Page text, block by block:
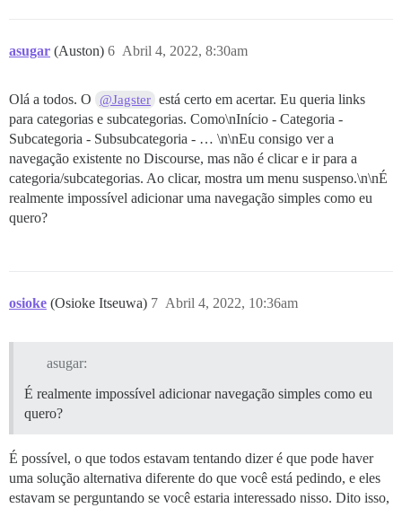
asugar (Auston) Abril 4, 2022, 8:30am
6
Olá a todos. O @Jagster está certo em acertar. Eu queria links
para categorias e subcategorias. Como\nInício - Categoria -
Subcategoria - Subsubcategoria - … \n\nEu consigo ver a
navegação existente no Discourse, mas não é clicar e ir para a
categoria/subcategorias. Ao clicar, mostra um menu suspenso.\n\nÉ
realmente impossível adicionar uma navegação simples como eu
quero?
osioke (Osioke Itseuwa) Abril 4, 2022, 10:36am
7
asugar:
É realmente impossível adicionar navegação simples como eu
quero?
É possível, o que todos estavam tentando dizer é que pode haver
uma solução alternativa diferente do que você está pedindo, e eles
estavam se perguntando se você estaria interessado nisso. Dito isso,